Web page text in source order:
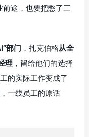
前途，也要把憋了三
部门 ，扎克伯格从全
理 ，留给他们的选择
的实际工作变成了
，一线员工的原话